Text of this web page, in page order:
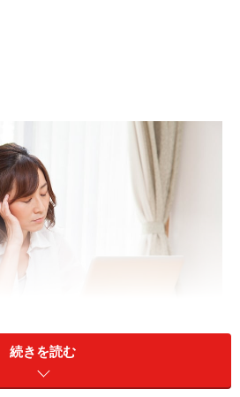
がある？ 65歳からもらえる年金は
続きを読む